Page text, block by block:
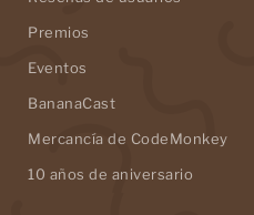
Premios
Eventos
BananaCast
Mercancía de CodeMonkey
10 años de aniversario